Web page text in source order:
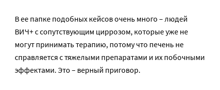
В ее папке подобных кейсов очень много – людей
ВИЧ+ с сопутствующим циррозом, которые уже не
могут принимать терапию, потому что печень не
справляется с тяжелыми препаратами и их побочными
эффектами. Это – верный приговор.